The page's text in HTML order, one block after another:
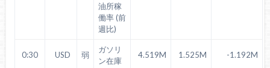
油所稼
働率 (前
週比)
0:30 USD 弱
ガソリ
ン在庫
4.519M 1.525M -1.192M